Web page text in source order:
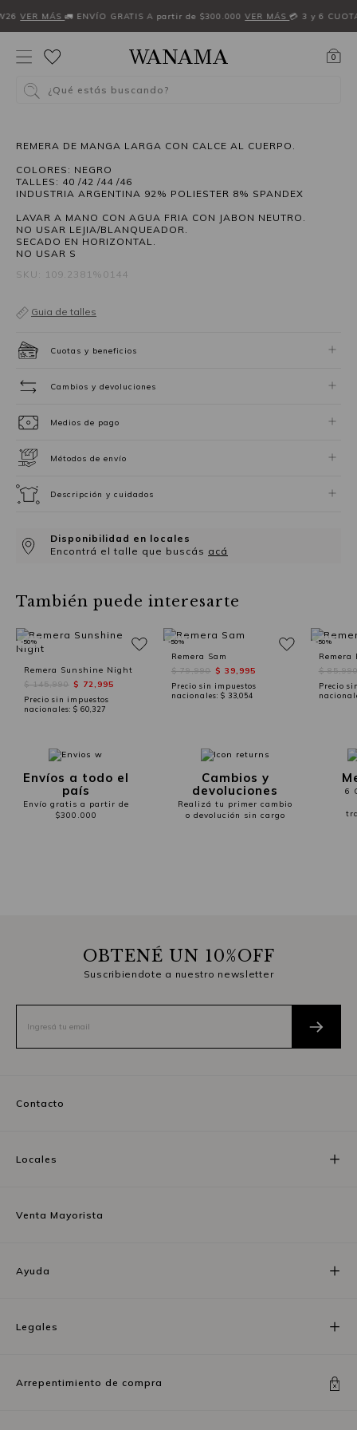
VER MÁS 🚛 ENVÍO GRATIS A partir de $300.000 VER MÁS 💳 3 y 6
0
¿Qué estás buscando?
REMERA DE MANGA LARGA CON CALCE AL CUERPO.
COLORES: NEGRO
TALLES: 40 /42 /44 /46
INDUSTRIA ARGENTINA 92% POLIESTER 8% SPANDEX
LAVAR A MANO CON AGUA FRIA CON JABON NEUTRO.
NO USAR LEJIA/BLANQUEADOR.
SECADO EN HORIZONTAL.
NO USAR S
SKU: 109.2381%0144
Guia de talles
Cuotas y beneficios
Cambios y devoluciones
Medios de pago
Métodos de envío
Descripción y cuidados
Disponibilidad en locales
Encontrá el talle que buscás acá
También puede interesarte
Remera Sunshine Night
$ 145,990 $ 72,995
Precio sin impuestos
nacionales: $ 60,327
-50%
Remera Sam
$ 79,990 $ 39,995
Precio sin impuestos
nacionales: $ 33,054
-50%
Remera
$
Precio
-50%
Envíos a todo el
país
Envío gratis a partir de
$300.000
Cambios y
devoluciones
Realizá tu primer cambio
o devolución sin cargo
6
OBTENÉ UN 10%OFF
Suscribiendote a nuestro newsletter
Contacto
Locales
Venta Mayorista
Ayuda
Legales
Arrepentimiento de compra